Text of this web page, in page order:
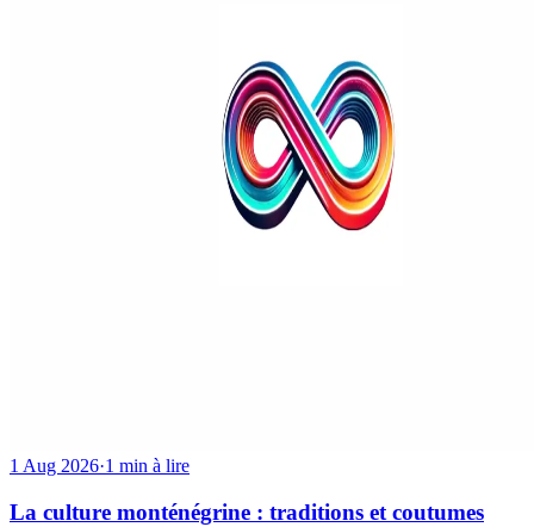
1 Aug 2026·1 min à lire
La culture monténégrine : traditions et coutumes